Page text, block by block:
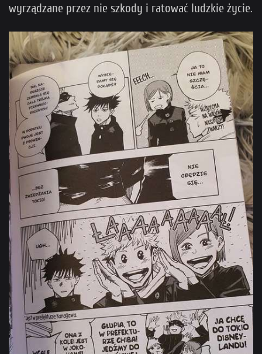
wyrządzane przez nie szkody i ratować ludzkie życie.